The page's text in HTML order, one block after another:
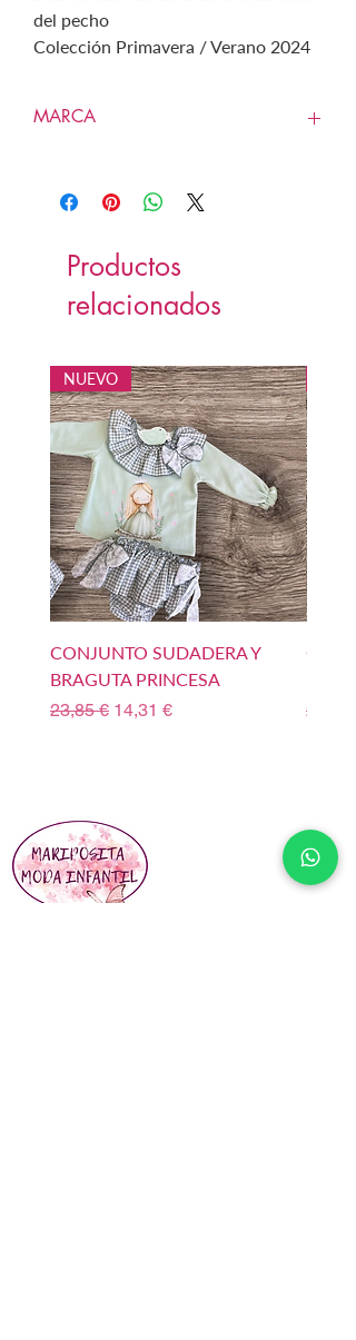
del pecho
Colección Primavera / Verano 2024
MARCA
Productos
relacionados
NUEVO
CONJUNTO SUDADERA Y
BRAGUTA PRINCESA
Precio
23,85 € Precio de oferta
14,31 €
Precio
23,85 €